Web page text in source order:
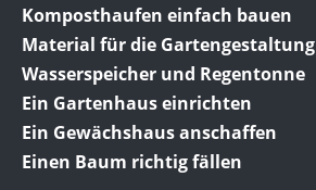
Komposthaufen einfach bauen
Material für die Gartengestaltung
Wasserspeicher und Regentonne
Ein Gartenhaus einrichten
Ein Gewächshaus anschaffen
Einen Baum richtig fällen